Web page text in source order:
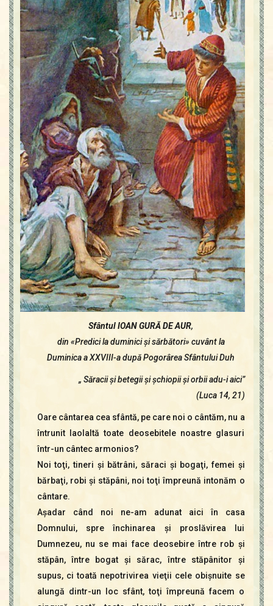
Icoane
Mărgăritare
Calendar
Glosar
Repere
Contact
Sfântul IOAN GURĂ DE AUR,
din «Predici la duminici şi sărbători» cuvânt la
Duminica a XXVIII-a după Pogorârea Sfântului Duh
„ Săracii şi betegii şi şchiopii şi orbii adu-i aici”
(Luca 14, 21)
Oare cântarea cea sfântă, pe care noi o cântăm, nu a
întrunit laolaltă toate deosebitele noastre glasuri
într-un cântec armonios?
Noi toţi, tineri şi bătrâni, săraci şi bogaţi, femei şi
bărbaţi, robi şi stăpâni, noi toţi împreună intonăm o
cântare.
Aşadar când noi ne-am adunat aici în casa
Domnului, spre închinarea şi proslăvirea lui
Dumnezeu, nu se mai face deosebire între rob şi
stăpân, între bogat şi sărac, între stăpânitor şi
supus, ci toată nepotrivirea vieţii cele obişnuite se
alungă dintr-un loc sfânt, toţi împreună facem o